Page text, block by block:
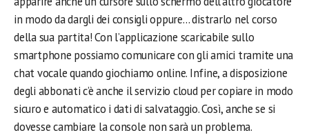
in modo da dargli dei consigli oppure… distrarlo nel corso
della sua partita! Con l’applicazione scaricabile sullo
smartphone possiamo comunicare con gli amici tramite una
chat vocale quando giochiamo online. Infine, a disposizione
degli abbonati c’è anche il servizio cloud per copiare in modo
sicuro e automatico i dati di salvataggio. Così, anche se si
dovesse cambiare la console non sarà un problema.